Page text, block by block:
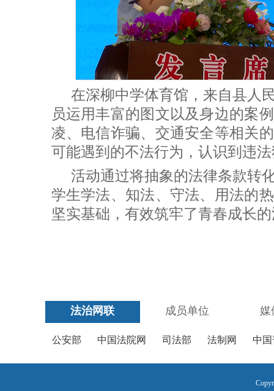
在深柳中学体育馆，来自县人
员运用丰富的图文以及身边的案
凌、电信诈骗、交通安全等相关
可能遇到的不法行为，认识到违
活动通过将抽象的法律条款转
学生学法、知法、守法、用法的
坚实基础，有效筑牢了青春成长
法治网联 成员单位 媒
公安部 中国法院网 司法部 法制网 中